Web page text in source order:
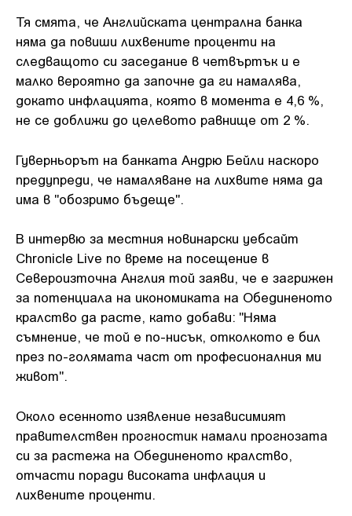
Тя смята, че Английската централна банка
няма да повиши лихвените проценти на
следващото си заседание в четвъртък и е
малко вероятно да започне да ги намалява,
докато инфлацията, която в момента е 4,6 %,
не се доближи до целевото равнище от 2 %.
Гуверньорът на банката Андрю Бейли наскоро
предупреди, че намаляване на лихвите няма да
има в "обозримо бъдеще".
В интервю за местния новинарски уебсайт
Chronicle Live по време на посещение в
Североизточна Англия той заяви, че е загрижен
за потенциала на икономиката на Обединеното
кралство да расте, като добави: "Няма
съмнение, че той е по-нисък, отколкото е бил
през по-голямата част от професионалния ми
живот".
Около есенното изявление независимият
правителствен прогностик намали прогнозата
си за растежа на Обединеното кралство,
отчасти поради високата инфлация и
лихвените проценти.